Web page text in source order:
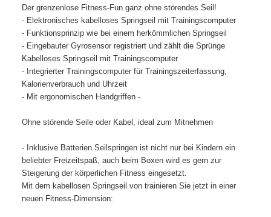
Der grenzenlose Fitness-Fun ganz ohne störendes Seil!
- Elektronisches kabelloses Springseil mit Trainingscomputer
- Funktionsprinzip wie bei einem herkömmlichen Springseil
- Eingebauter Gyrosensor registriert und zählt die Sprünge
Kabelloses Springseil mit Trainingscomputer
- Integrierter Trainingscomputer für Trainingszeiterfassung,
Kalorienverbrauch und Uhrzeit
- Mit ergonomischen Handgriffen -
Ohne störende Seile oder Kabel, ideal zum Mitnehmen
- Inklusive Batterien Seilspringen ist nicht nur bei Kindern ein
beliebter Freizeitspaß, auch beim Boxen wird es gern zur
Steigerung der körperlichen Fitness eingesetzt.
Mit dem kabellosen Springseil von trainieren Sie jetzt in einer
neuen Fitness-Dimension: